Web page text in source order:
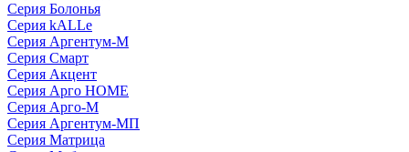
Серия Болонья
Серия kALLe
Серия Аргентум-М
Серия Смарт
Серия Акцент
Серия Арго HOME
Серия Арго-М
Серия Аргентум-МП
Серия Матрица